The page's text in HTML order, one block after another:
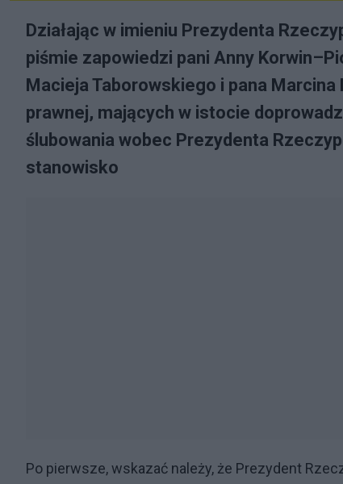
Działając w imieniu Prezydenta
piśmie zapowiedzi pani Anny
Macieja Taborowskiego i pana
prawnej, mających w istocie
ślubowania wobec Prezydenta
stanowisko
Po pierwsze, wskazać należy, że Prezydent